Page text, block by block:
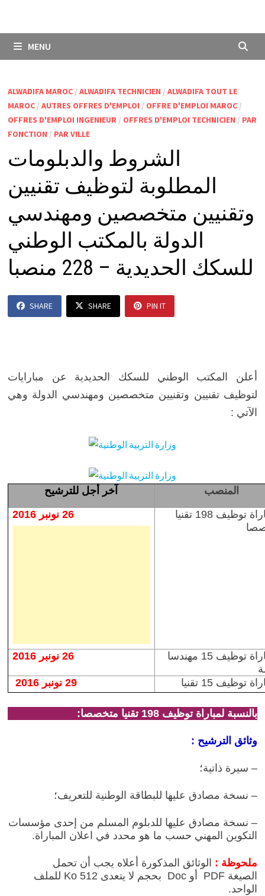
MENU
ALWADIFA MAROC/ ALWADIFA TECHNICIEN / ALWADIFA TOUT LE
MAROC/ AUTRES OFFRES D'EMPLOI / OFFRE D'EMPLOI MAROC/
OFFRES D'EMPLOI INGENIEUR/ OFFRES D'EMPLOI TECHNICIEN / PAR
FONCTION / PAR VILLE
الشروط والدبلومات
المطلوبة لتوظيف تقنيين
وتقنيين متخصصين ومهندسي
الدولة بالمكتب الوطني
للسكك الحديدية – 228 منصبا
SHARE SHARE PIN IT
أعلن المكتب الوطني للسكك الحديدية عن مبارايات
لتوظيف تقنيين وتقنيين متخصصين ومهندسي الدولة وهي
الآتي :
المنصب
آخر أجل للترشيح
– مباراة توظيف 198 تقنيا
26 نونبر 2016
– مباراة توظيف 15 مهندسا
26 نونبر 2016
توظيف 15 تقنيا 29 نونبر 2016
بالنسبة لمباراة توظيف 198 تقنيا متخصصا:
وثائق الترشيح :
– سيرة ذاتية؛
– نسخة مصادق عليها للبطاقة الوطنية للتعريف؛
– نسخة مصادق عليها للدبلوم المسلم من إحدى مؤسسات
التكوين المهني حسب ما هو محدد في اعلان المباراة.
ملحوظة : الوثائق المذكورة أعلاه يجب أن تحمل
الصيغة PDF أو Doc بحجم لا يتعدى 512 Ko للملف
الواحد.